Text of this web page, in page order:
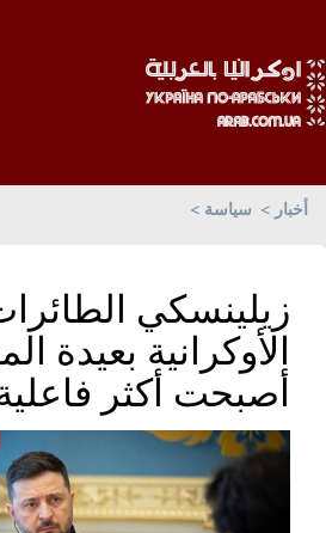
أخبار سياسة
زيلينسكي
الأوكرانية بعيدة
أصبحت أكثر